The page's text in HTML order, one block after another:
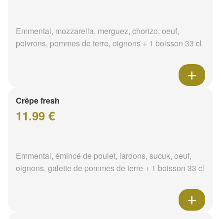
Emmental, mozzarella, merguez, chorizo, oeuf,
poivrons, pommes de terre, oignons + 1 boisson 33 cl
Crêpe fresh
11.99 €
Emmental, émincé de poulet, lardons, sucuk, oeuf,
oignons, galette de pommes de terre + 1 boisson 33 cl